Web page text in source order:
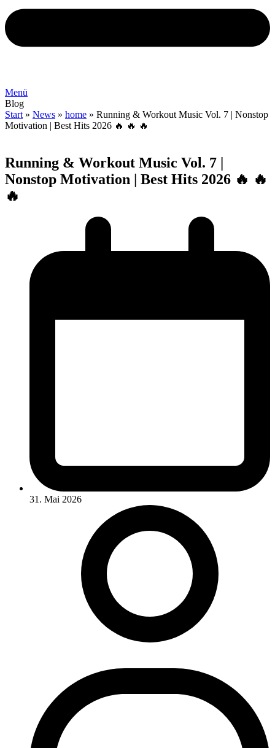
Menü
Blog
Start » News » home » Running & Workout Music Vol. 7 | Nonstop
Motivation | Best Hits 2026 🔥 🔥 🔥
Running & Workout Music Vol. 7 |
Nonstop Motivation | Best Hits 2026 🔥 🔥
🔥
31. Mai 2026